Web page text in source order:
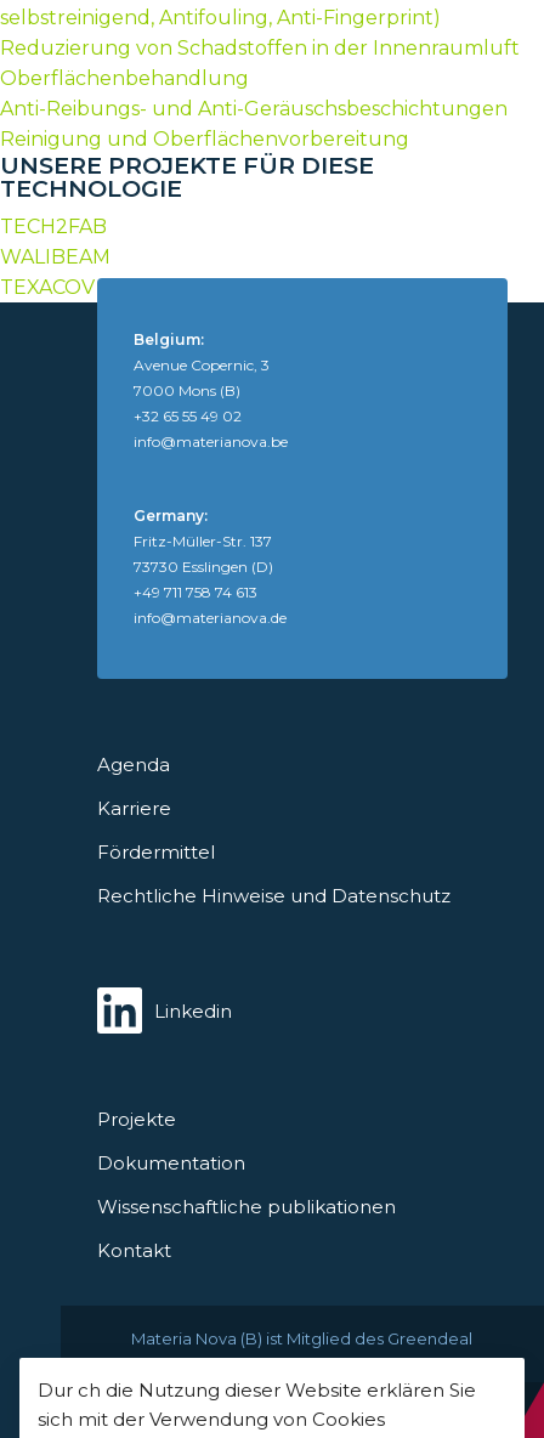
selbstreinigend, Antifouling, Anti-Fingerprint)
Reduzierung von Schadstoffen in der Innenraumluft
Oberflächenbehandlung
Anti-Reibungs- und Anti-Geräuschsbeschichtungen
Reinigung und Oberflächenvorbereitung
UNSERE PROJEKTE FÜR DIESE
TECHNOLOGIE
TECH2FAB
WALIBEAM
TEXACOV
Projekte
Dokumentation
Wissenschaftliche publikationen
Kontakt
Agenda
Karriere
Fördermittel
Rechtliche Hinweise und Datenschutz
Belgium:
Avenue Copernic, 3
7000 Mons (B)
+32 65 55 49 02
info@materianova.be
Germany:
Fritz-Müller-Str. 137
73730 Esslingen (D)
+49 711 758 74 613
info@materianova.de
Linkedin
Materia Nova (B) ist Mitglied des Greendeal
© 2021 Materia Nova -
Dur ch die Nutzung dieser Website erklären Sie
sich mit der Verwendung von Cookies